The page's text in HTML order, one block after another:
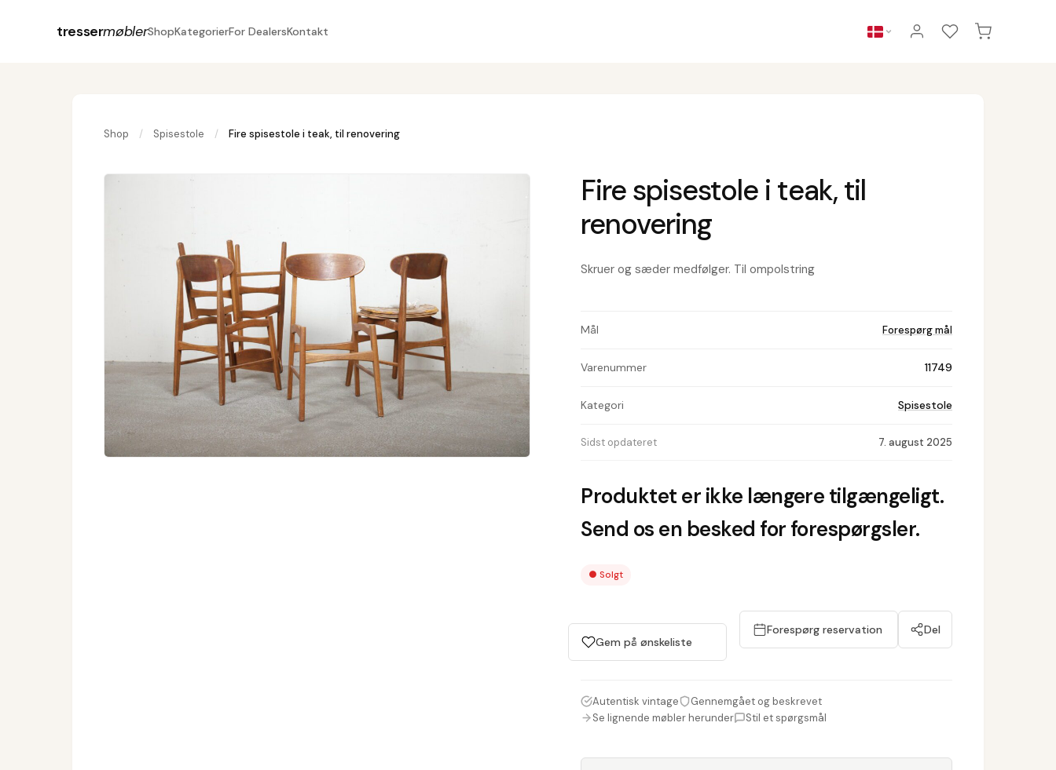
tressermøblerShopKategorierFor DealersKontakt
Shop / Spisestole / Fire spisestole i teak, til renovering
Fire spisestole i teak, til
renovering
Skruer og sæder medfølger. Til ompolstring
Mål Forespørg mål
Varenummer 11749
Kategori Spisestole
Sidst opdateret 7. august 2025
Produktet er ikke længere tilgængeligt.
Send os en besked for forespørgsler.
●Solgt
Gem på ønskeliste
Forespørg reservation Del
Autentisk vintage
Gennemgået og beskrevet
Se lignende møbler herunder
Stil et spørgsmål